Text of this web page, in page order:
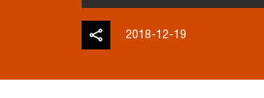
2018-12-19